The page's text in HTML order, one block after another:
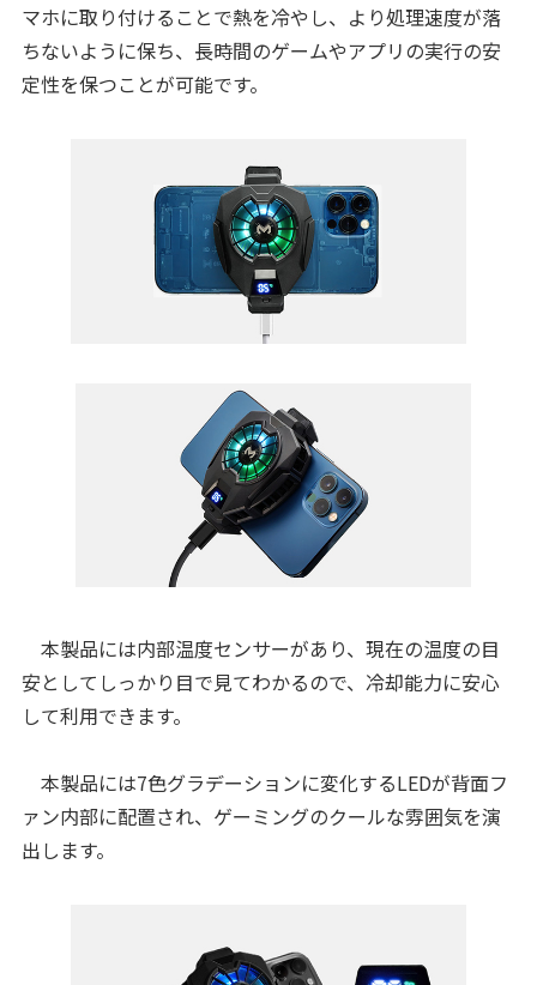
マホに取り付けることで熱を冷やし、より処理速度が落
ちないように保ち、長時間のゲームやアプリの実行の安
定性を保つことが可能です。
本製品には内部温度センサーがあり、現在の温度の目
安としてしっかり目で見てわかるので、冷却能力に安心
して利用できます。
本製品には7色グラデーションに変化するLEDが背面フ
ァン内部に配置され、ゲーミングのクールな雰囲気を演
出します。